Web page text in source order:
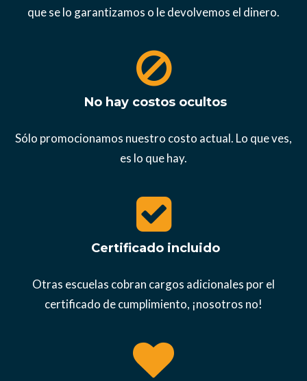
que se lo garantizamos o le devolvemos el dinero.
No hay costos ocultos
Sólo promocionamos nuestro costo actual. Lo que ves,
es lo que hay.
Certificado incluido
Otras escuelas cobran cargos adicionales por el
certificado de cumplimiento, ¡nosotros no!